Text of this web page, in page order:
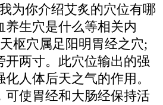
为你介绍艾炙的穴位有哪
养生穴是什么等相关内
枢穴属足阳明胃经之穴;
开两寸。此穴位输出的强
人体后天之气的作用。
可使胃经和大肠经保持活